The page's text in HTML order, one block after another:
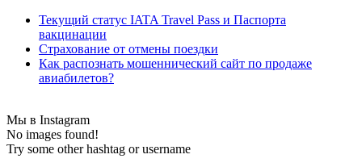
Текущий статус IATA Travel Pass и Паспорта
вакцинации
Страхование от отмены поездки
Как распознать мошеннический сайт по продаже
авиабилетов?
Мы в Instagram
No images found!
Try some other hashtag or username